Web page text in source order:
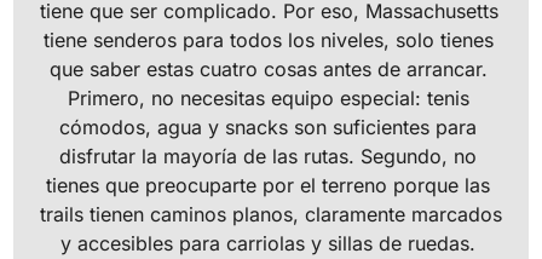
tiene que ser complicado. Por eso, Massachusetts
tiene senderos para todos los niveles, solo tienes
que saber estas cuatro cosas antes de arrancar.
Primero, no necesitas equipo especial: tenis
cómodos, agua y snacks son suficientes para
disfrutar la mayoría de las rutas. Segundo, no
tienes que preocuparte por el terreno porque las
trails tienen caminos planos, claramente marcados
y accesibles para carriolas y sillas de ruedas.